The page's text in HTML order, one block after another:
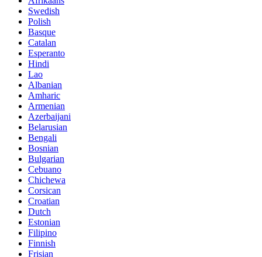
Swedish
Polish
Basque
Catalan
Esperanto
Hindi
Lao
Albanian
Amharic
Armenian
Azerbaijani
Belarusian
Bengali
Bosnian
Bulgarian
Cebuano
Chichewa
Corsican
Croatian
Dutch
Estonian
Filipino
Finnish
Frisian